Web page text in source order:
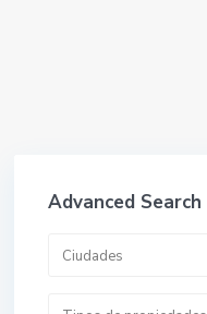
Advanced Search
Ciudades